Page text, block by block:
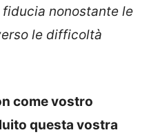
nonostante le
le difficoltà
come vostro
questa vostra